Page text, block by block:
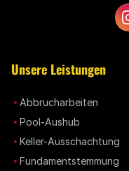
Unsere Leistungen
Abbrucharbeiten
Pool-Aushub
Keller-Ausschachtung
Fundamentstemmung